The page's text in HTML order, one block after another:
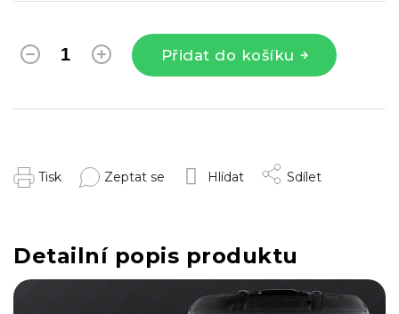
Přidat do košíku
Tisk Zeptat se Hlídat Sdílet
Detailní popis produktu